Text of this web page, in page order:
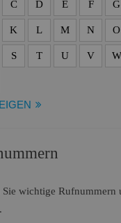
C D E F G
K L M N O
S T U V W
wichtige Rufnummern